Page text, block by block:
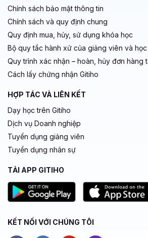
Chính sách bảo mật thông tin
Chính sách và quy định chung
Quy định mua, hủy, sử dụng khóa học
Bộ quy tắc hành xử của giảng viên và
Quy trình xác nhận – hoàn, hủy đơn hàng
Cách lấy chứng nhận Gitiho
HỢP TÁC VÀ LIÊN KẾT
Dạy học trên Gitiho
Dịch vụ Doanh nghiệp
Tuyển dụng giảng viên
Tuyển dụng nhân sự
TẢI APP GITIHO
KẾT NỐI VỚI CHÚNG TÔI